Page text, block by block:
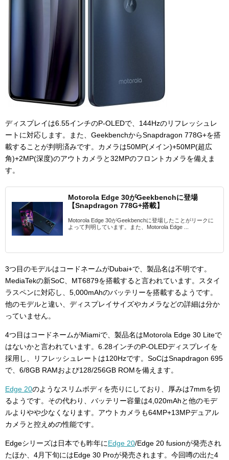
ディスプレイは6.55インチのP-OLEDで、 144Hzのリフレッシュレ
ートに対応します。また、GeekbenchからSnapdragon 778G+を搭
載することが判明済みです。カメラは50MP(メイン)+50MP(超広
角)+2MP(深度)のアウトカメラと32MPのフロントカメラを備えま
す。
Motorola Edge 30がGeekbenchに登場
【Snapdragon 778G+搭載】
Motorola Edge 30がGeekbenchに登場したことがリークに
よって判明しています。また、Motorola Edge ...
3つ目のモデルはコードネームがDubai+で、製品名は不明です。
MediaTekの新SoC、MT6879を搭載すると言われています。スタイ
ラスペンに対応し、5,000mAhのバッテリーを搭載するようです。
他のモデルと違い、ディスプレイサイズやカメラなどの詳細は分か
っていません。
4つ目はコードネームがMiamiで、製品名はMotorola Edge 30 Liteで
はないかと言われています。6.28インチのP-OLEDディスプレイを
採用し、リフレッシュレートは120Hzです。SoCはSnapdragon 695
で、6/8GB RAMおよび128/256GB ROMを備えます。
Edge 20のようなスリムボディを売りにしており、厚みは7mmを切
るようです。その代わり、バッテリー容量は4,020mAhと他のモデ
ルよりやや少なくなります。アウトカメラも64MP+13MPデュアル
カメラと控えめの性能です。
Edgeシリーズは日本でも昨年にEdge 20/Edge 20 fusionが発売され
たほか、4月下旬にはEdge 30 Proが発売されます。今回噂の出た4